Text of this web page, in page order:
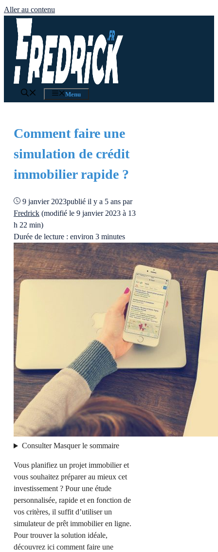
Aller au contenu
Menu
Comment faire une
simulation de crédit
immobilier rapide ?
9 janvier 2023publié il y a 5 ans par
Fredrick (modifié le 9 janvier 2023 à 13
h 22 min)
Durée de lecture : environ 3 minutes
ConsulterMasquerle sommaire
Vous planifiez un projet immobilier et
vous souhaitez préparer au mieux cet
investissement ? Pour une étude
personnalisée, rapide et en fonction de
vos critères, il suffit d’utiliser un
simulateur de prêt immobilier en ligne.
Pour trouver la solution idéale,
découvrez ici comment faire une